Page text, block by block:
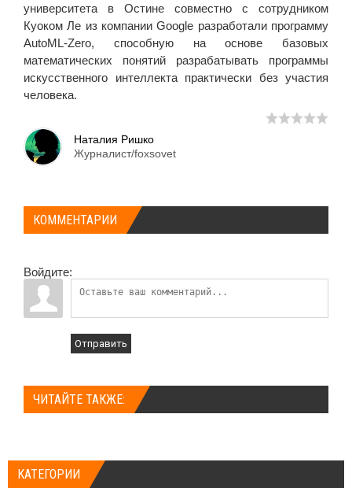
университета в Остине совместно с сотрудником
Куоком Ле из компании Google разработали программу
AutoML-Zero, способную на основе базовых
математических понятий разрабатывать программы
искусственного интеллекта практически без участия
человека.
Наталия Ришко
Журналист/foxsovet
КОММЕНТАРИИ
Войдите:
Отправить
ЧИТАЙТЕ ТАКЖЕ:
КАТЕГОРИИ